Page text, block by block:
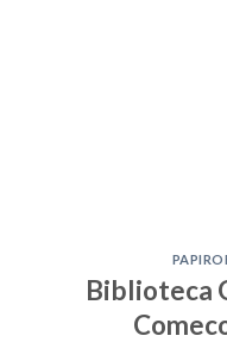
Biblioteca